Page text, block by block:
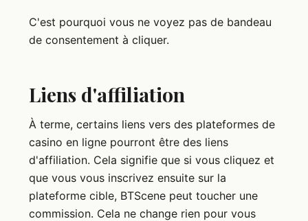
C'est pourquoi vous ne voyez pas de bandeau
de consentement à cliquer.
Liens d'affiliation
À terme, certains liens vers des plateformes de
casino en ligne pourront être des liens
d'affiliation. Cela signifie que si vous cliquez et
que vous vous inscrivez ensuite sur la
plateforme cible, BTScene peut toucher une
commission. Cela ne change rien pour vous